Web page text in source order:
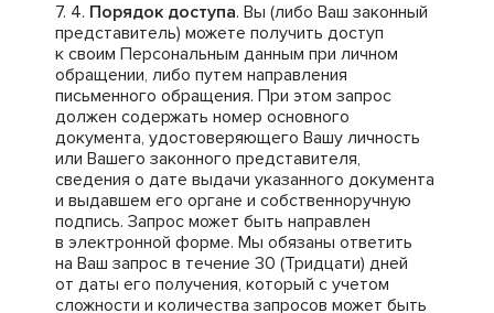
Порядок доступа. Вы (либо Ваш законный
представитель) можете получить доступ
к своим Персональным данным при личном
обращении, либо путем направления
письменного обращения. При этом запрос
должен содержать номер основного
документа, удостоверяющего Вашу личность
или Вашего законного представителя,
сведения о дате выдачи указанного документа
и выдавшем его органе и собственноручную
подпись. Запрос может быть направлен
в электронной форме. Мы обязаны ответить
на Ваш запрос в течение 30 (Тридцати) дней
от даты его получения, который с учетом
сложности и количества запросов может быть